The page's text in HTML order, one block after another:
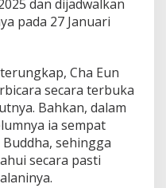
dan dijadwalkan
pada 27 Januari
Cha Eun
secara terbuka
Bahkan, dalam
ia sempat
sehingga
secara pasti